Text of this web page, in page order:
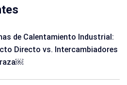
de Calentamiento Industrial:
Directo vs. Intercambiadores